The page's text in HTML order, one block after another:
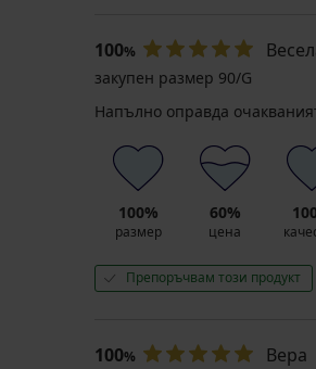
100%
закупен размер 90/G
Напълно оправда
100%
размер
60%
цена
Препоръчвам този продукт
100% Вера